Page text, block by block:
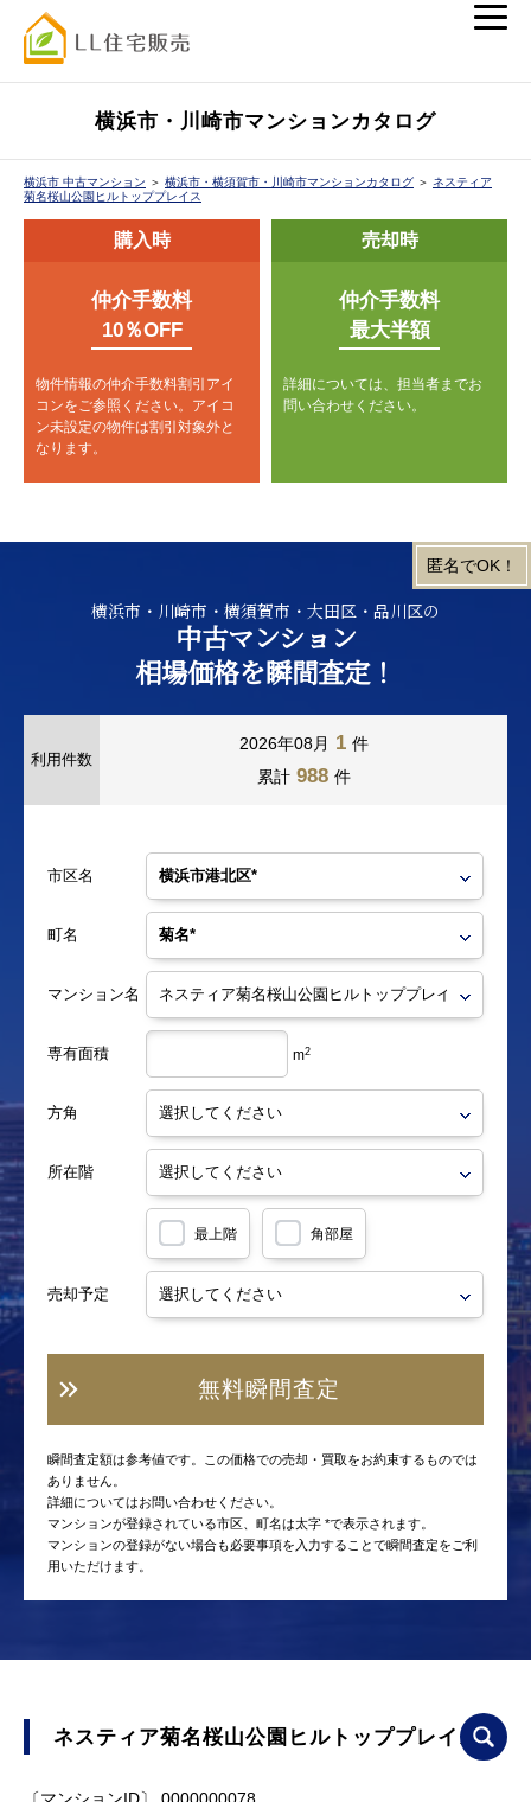
横浜市・川崎市マンションカタログ
横浜市 中古マンション ＞ 横浜市・横須賀市・川崎市マンションカタログ ＞ ネスティア
菊名桜山公園ヒルトッププレイス
購入時
仲介手数料
10％OFF
物件情報の仲介手数料割引アイ
コンをご参照ください。 アイコ
ン未設定の物件は割引対象外と
なります。
売却時
仲介手数料
最大半額
詳細については、担当者までお
問い合わせください。
横浜市・川崎市・横須賀市・大田区・品川区の
中古マンション
相場価格を瞬間査定！
利用件数
2026年08月 1 件
累計 988 件
市区名
町名
マンション名
専有面積 m2
方角
所在階
最上階 角部屋
売却予定
無料瞬間査定
瞬間査定額は参考値です。この価格での売却・買取をお約束するものでは
ありません。
詳細についてはお問い合わせください。
マンションが登録されている市区、町名は太字 *で表示されます。
マンションの登録がない場合も必要事項を入力することで瞬間査定をご利
用いただけます。
ネスティア菊名桜山公園ヒルトッププレイス